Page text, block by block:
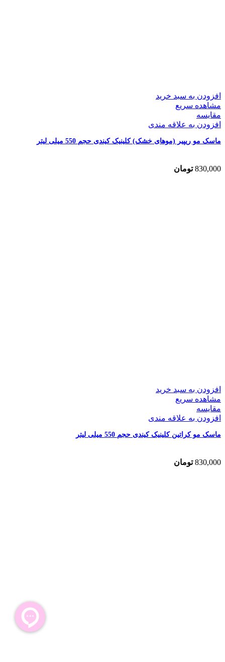
افزودن به سبد خرید
مشاهده سریع
مقایسه
افزودن به علاقه مندی
ماسک مو ریپیر (موهای خشک) کلینیک کیندی حجم 550 میلی لیتر
830,000 تومان
افزودن به سبد خرید
مشاهده سریع
مقایسه
افزودن به علاقه مندی
ماسک مو کراتین کلینیک کیندی حجم 550 میلی لیتر
830,000 تومان